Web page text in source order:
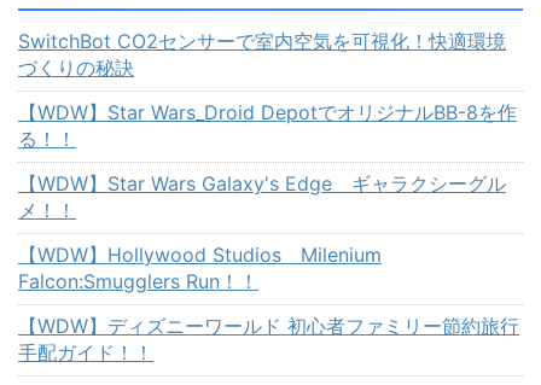
SwitchBot CO2センサーで室内空気を可視化！快適環境
づくりの秘訣
【WDW】Star Wars_Droid DepotでオリジナルBB-8を作
る！！
【WDW】Star Wars Galaxy's Edge ギャラクシーグル
メ！！
【WDW】Hollywood Studios Milenium
Falcon:Smugglers Run！！
【WDW】ディズニーワールド 初心者ファミリー節約旅行
手配ガイド！！